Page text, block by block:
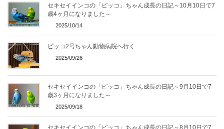
セキセイインコの「ピッコ」ちゃん成長の日記～10月10日で7
歳4ヶ月になりました～
2025/10/14
ピッコ2号ちゃん動物病院へ行く
2025/09/26
セキセイインコの「ピッコ」ちゃん成長の日記～9月10日で7
歳3ヶ月になりました～
2025/09/18
セキセイインコの「ピッコ」ちゃん成長の日記～8月10日で7